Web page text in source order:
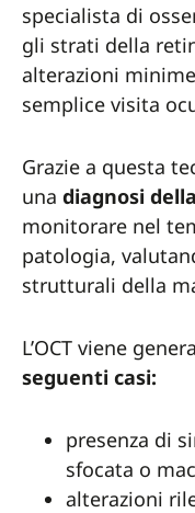
specialista di
gli strati della
alterazioni
semplice visita
Grazie a questa
una diagnosi
monitorare nel
patologia,
strutturali della
L’OCT viene
seguenti casi:
presenza di
sfocata o
alterazioni